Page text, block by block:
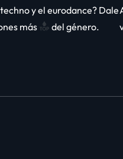
y el eurodance? Dale
más
del género.